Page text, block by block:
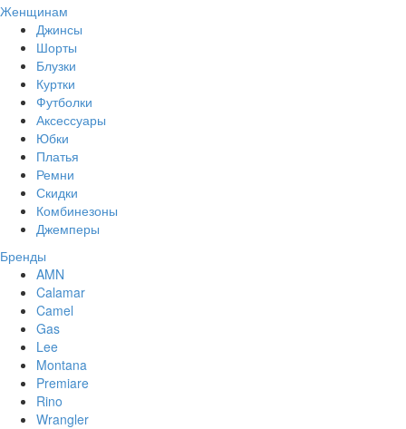
Женщинам
Джинсы
Шорты
Блузки
Куртки
Футболки
Аксессуары
Юбки
Платья
Ремни
Скидки
Комбинезоны
Джемперы
Бренды
AMN
Calamar
Camel
Gas
Lee
Montana
Premiare
Rino
Wrangler